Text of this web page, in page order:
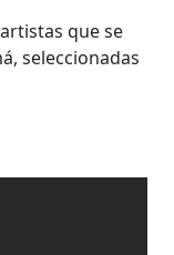
que se
seleccionadas